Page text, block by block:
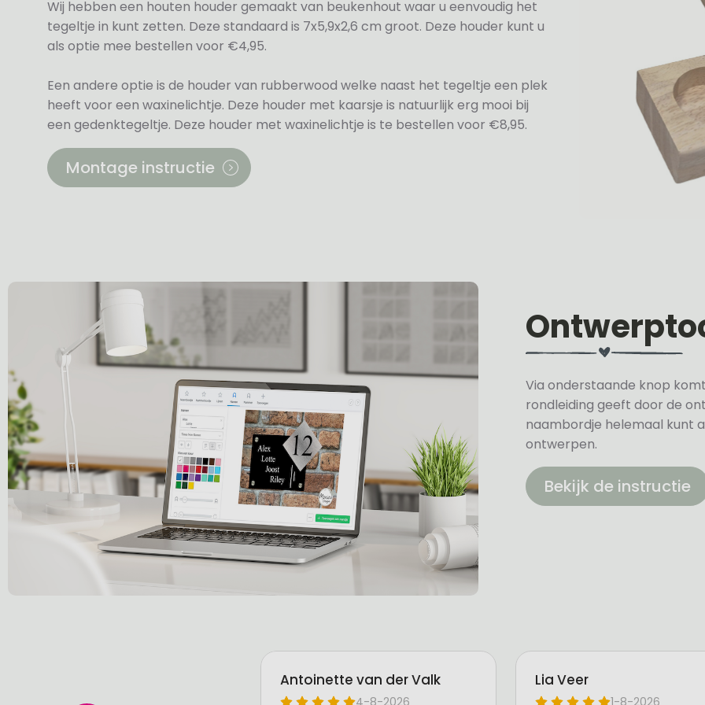
Wij hebben een houten houder gemaakt van beukenhout waar u eenvoudig het
tegeltje in kunt zetten. Deze standaard is 7x5,9x2,6 cm groot. Deze houder kunt u
als optie mee bestellen voor €4,95.
Een andere optie is de houder van rubberwood welke naast het tegeltje een plek
heeft voor een waxinelichtje. Deze houder met kaarsje is natuurlijk erg mooi bij
een gedenktegeltje. Deze houder met waxinelichtje is te bestellen voor €8,95.
Montage instructie
Via onderstaande knop
rondleiding geeft door de
naambordje helemaal kunt
ontwerpen.
Bekijk de instructie